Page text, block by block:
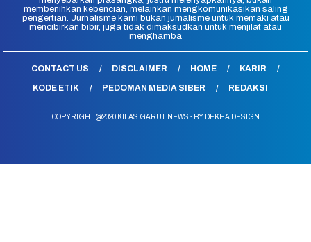
membenihkan kebencian, melainkan mengkomunikasikan saling
pengertian. Jurnalisme kami bukan jurnalisme untuk memaki atau
mencibirkan bibir, juga tidak dimaksudkan untuk menjilat atau
menghamba
CONTACT US DISCLAIMER HOME
KARIR
KODE ETIK
PEDOMAN MEDIA SIBER REDAKSI
COPYRIGHT @2020 KILAS GARUT NEWS - BY DEKHA DESIGN